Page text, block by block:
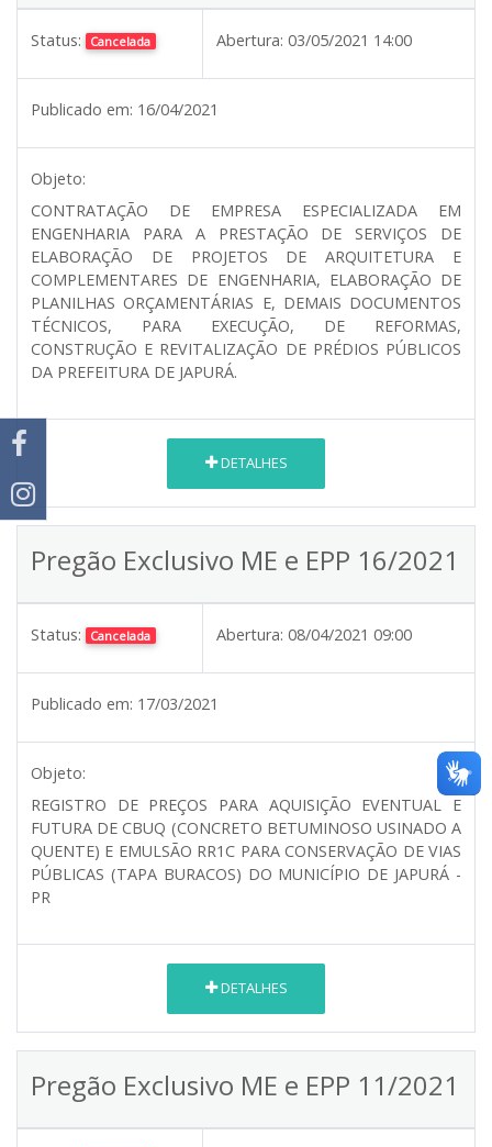
Status: Cancelada Abertura: 03/05/2021 14:00
Publicado em: 16/04/2021
Objeto:
CONTRATAÇÃO DE EMPRESA ESPECIALIZADA EM
ENGENHARIA PARA A PRESTAÇÃO DE SERVIÇOS DE
ELABORAÇÃO DE PROJETOS DE ARQUITETURA E
COMPLEMENTARES DE ENGENHARIA, ELABORAÇÃO DE
PLANILHAS ORÇAMENTÁRIAS E, DEMAIS DOCUMENTOS
TÉCNICOS, PARA EXECUÇÃO, DE REFORMAS,
CONSTRUÇÃO E REVITALIZAÇÃO DE PRÉDIOS PÚBLICOS
DA PREFEITURA DE JAPURÁ.
DETALHES
Pregão Exclusivo ME e EPP 16/2021
Status: Cancelada Abertura: 08/04/2021 09:00
Publicado em: 17/03/2021
Objeto:
REGISTRO DE PREÇOS PARA AQUISIÇÃO EVENTUAL E
FUTURA DE CBUQ (CONCRETO BETUMINOSO USINADO A
QUENTE) E EMULSÃO RR1C PARA CONSERVAÇÃO DE VIAS
PÚBLICAS (TAPA BURACOS) DO MUNICÍPIO DE JAPURÁ -
PR
DETALHES
Pregão Exclusivo ME e EPP 11/2021